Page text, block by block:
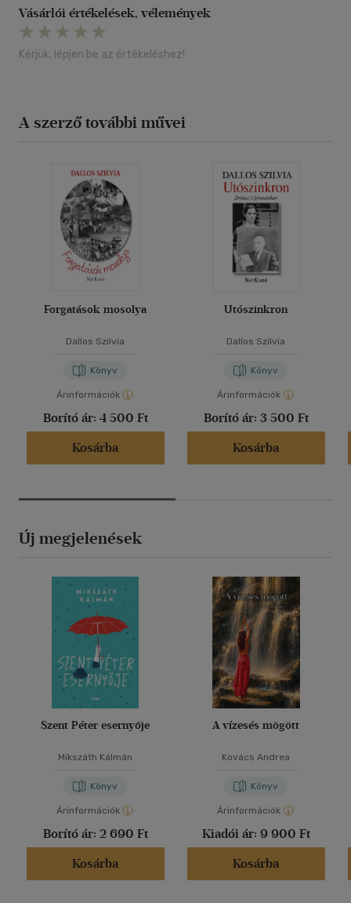
Vásárlói értékelések, vélemények
Kérjük, lépjen be az értékeléshez!
A szerző további művei
Forgatások mosolya
Dallos Szilvia
Könyv
Árinformációk
Borító ár: 4 500 Ft
Kosárba
Utószinkron
Dallos Szilvia
Könyv
Árinformációk
Borító ár: 3 500 Ft
Kosárba
Új megjelenések
Szent Péter esernyője
Mikszáth Kálmán
Könyv
Árinformációk
Borító ár: 2 690 Ft
Kosárba
A vízesés mögött
Kovács Andrea
Könyv
Árinformációk
Kiadói ár: 9 900 Ft
Kosárba